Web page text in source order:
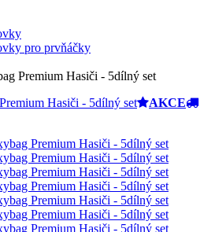
pro prvňáčky
Premium Hasiči - 5dílný set
AKCE